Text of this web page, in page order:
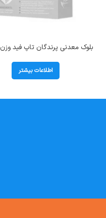
بلوک معدنی پرندگان تاپ فید وزن 100 گرم
اطلاعات بیشتر